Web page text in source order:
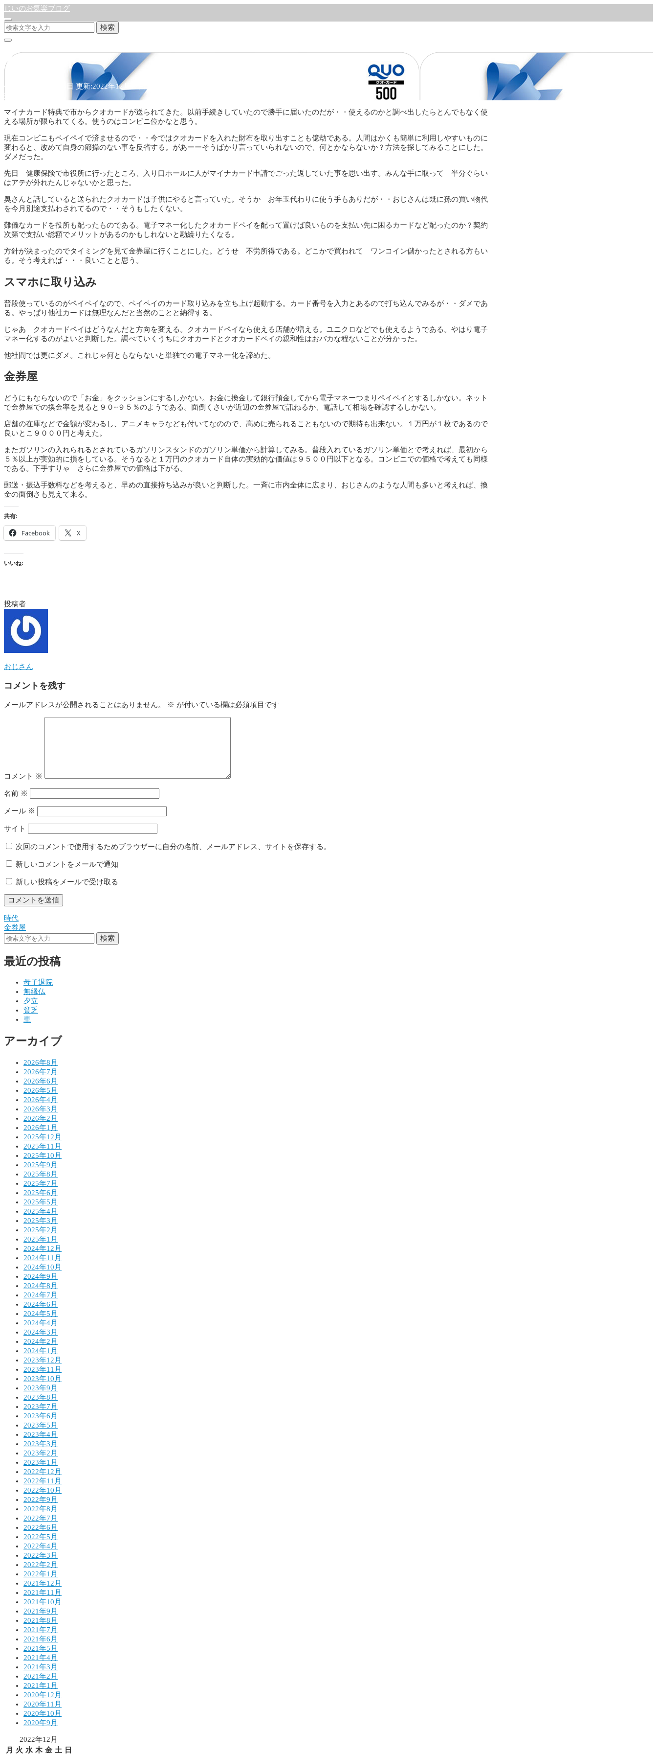
じいのお気楽ブログ
検索
クオカード
公開:2022年12月16日 更新:2022年12月17日
徒然日記
マイナカード特典で市からクオカードが送られてきた。以前手続きしていたので勝手に届いたのだが・・使えるのかと調べ出したらとんでもなく使
える場所が限られてくる。使うのはコンビニ位かなと思う。
現在コンビニもペイペイで済ませるので・・今ではクオカードを入れた財布を取り出すことも億劫である。人間はかくも簡単に利用しやすいものに
変わると、改めて自身の節操のない事を反省する。があーーそうばかり言っていられないので、何とかならないか？方法を探してみることにした。
ダメだった。
先日 健康保険で市役所に行ったところ、入り口ホールに人がマイナカード申請でごった返していた事を思い出す。みんな手に取って 半分ぐらい
はアテが外れたんじゃないかと思った。
奥さんと話していると送られたクオカードは子供にやると言っていた。そうか お年玉代わりに使う手もありだが・・おじさんは既に孫の買い物代
を今月別途支払わされてるので・・そうもしたくない。
難儀なカードを役所も配ったものである。電子マネー化したクオカードペイを配って置けば良いものを支払い先に困るカードなど配ったのか？契約
次第で支払い総額でメリットがあるのかもしれないと勘繰りたくなる。
方針が決まったのでタイミングを見て金券屋に行くことにした。どうせ 不労所得である。どこかで買われて ワンコイン儲かったとされる方もい
る。そう考えれば・・・良いことと思う。
スマホに取り込み
普段使っているのがペイペイなので、ペイペイのカード取り込みを立ち上げ起動する。カード番号を入力とあるので打ち込んでみるが・・ダメであ
る。やっぱり他社カードは無理なんだと当然のことと納得する。
じゃあ クオカードペイはどうなんだと方向を変える。クオカードペイなら使える店舗が増える。ユニクロなどでも使えるようである。やはり電子
マネー化するのがよいと判断した。調べていくうちにクオカードとクオカードペイの親和性はおバカな程ないことが分かった。
他社間では更にダメ。これじゃ何ともならないと単独での電子マネー化を諦めた。
金券屋
どうにもならないので「お金」をクッションにするしかない。お金に換金して銀行預金してから電子マネーつまりペイペイとするしかない。ネット
で金券屋での換金率を見ると９０~９５％のようである。面倒くさいが近辺の金券屋で訊ねるか、電話して相場を確認するしかない。
店舗の在庫などで金額が変わるし、アニメキャラなども付いてなのので、高めに売られることもないので期待も出来ない。１万円が１枚であるので
良いとこ９０００円と考えた。
またガソリンの入れられるとされているガソリンスタンドのガソリン単価から計算してみる。普段入れているガソリン単価とで考えれば、最初から
５％以上が実効的に損をしている。そうなると１万円のクオカード自体の実効的な価値は９５００円以下となる。コンビニでの価格で考えても同様
である。下手すりゃ さらに金券屋での価格は下がる。
郵送・振込手数料などを考えると、早めの直接持ち込みが良いと判断した。一斉に市内全体に広まり、おじさんのような人間も多いと考えれば、換
金の面倒さも見えて来る。
共有:
Facebook X
いいね:
投稿者
おじさん
コメントを残す
メールアドレスが公開されることはありません。 ※ が付いている欄は必須項目です
コメント ※
名前 ※
メール ※
サイト
次回のコメントで使用するためブラウザーに自分の名前、メールアドレス、サイトを保存する。
新しいコメントをメールで通知
新しい投稿をメールで受け取る
投
稿
ビ
ン
時代
金券屋
検索
最近の投稿
母子退院
無縁仏
夕立
貧乏
車
アーカイブ
2026年8月
2026年7月
2026年6月
2026年5月
2026年4月
2026年3月
2026年2月
2026年1月
2025年12月
2025年11月
2025年10月
2025年9月
2025年8月
2025年7月
2025年6月
2025年5月
2025年4月
2025年3月
2025年2月
2025年1月
2024年12月
2024年11月
2024年10月
2024年9月
2024年8月
2024年7月
2024年6月
2024年5月
2024年4月
2024年3月
2024年2月
2024年1月
2023年12月
2023年11月
2023年10月
2023年9月
2023年8月
2023年7月
2023年6月
2023年5月
2023年4月
2023年3月
2023年2月
2023年1月
2022年12月
2022年11月
2022年10月
2022年9月
2022年8月
2022年7月
2022年6月
2022年5月
2022年4月
2022年3月
2022年2月
2022年1月
2021年12月
2021年11月
2021年10月
2021年9月
2021年8月
2021年7月
2021年6月
2021年5月
2021年4月
2021年3月
2021年2月
2021年1月
2020年12月
2020年11月
2020年10月
2020年9月
2022年12月
月
火 水 木 金 土 日